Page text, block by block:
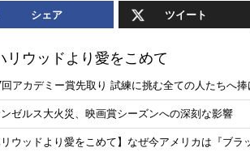
シェア ツイート
リウッドより愛をこめて
アカデミー賞先取り 試練に挑む全ての人たちへ捧
ンゼルス大火災、映画賞シーズンへの深刻な影響
リウッドより愛をこめて】なぜ今アメリカは『ブラ